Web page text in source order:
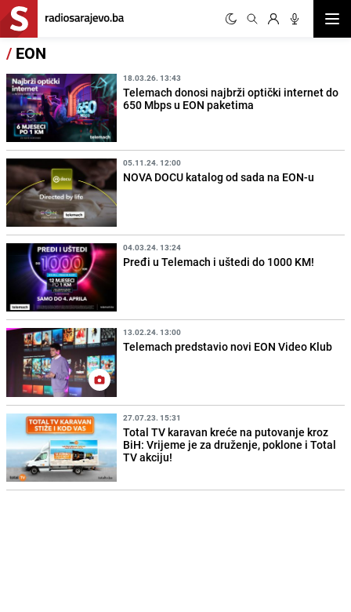
/ EON
18.03.26. 13:43
Telemach donosi najbrži optički internet do
650 Mbps u EON paketima
05.11.24. 12:00
NOVA DOCU katalog od sada na EON-u
04.03.24. 13:24
Pređi u Telemach i uštedi do 1000 KM!
13.02.24. 13:00
Telemach predstavio novi EON Video Klub
27.07.23. 15:31
Total TV karavan kreće na putovanje kroz
BiH: Vrijeme je za druženje, poklone i Total
TV akciju!